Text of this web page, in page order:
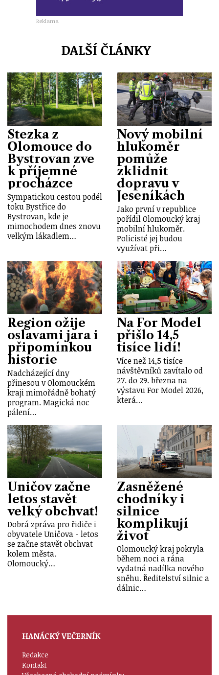
Reklama
DALŠÍ ČLÁNKY
Stezka z
Olomouce do
Bystrovan zve
k příjemné
procházce
Sympatickou cestou podél
toku Bystřice do
Bystrovan, kde je
mimochodem dnes znovu
velkým lákadlem…
Nový mobilní
hlukoměr
pomůže
zklidnit
dopravu v
Jeseníkách
Jako první v republice
pořídil Olomoucký kraj
mobilní hlukoměr.
Policisté jej budou
využívat při…
Region ožije
oslavami jara i
připomínkou
historie
Nadcházející dny
přinesou v Olomouckém
kraji mimořádně bohatý
program. Magická noc
pálení…
Na For Model
přišlo 14,5
tisíce lidí!
Více než 14,5 tisíce
návštěvníků zavítalo od
27. do 29. března na
výstavu For Model 2026,
která…
Uničov začne
letos stavět
velký obchvat!
Dobrá zpráva pro řidiče i
obyvatele Uničova - letos
se začne stavět obchvat
kolem města.
Olomoucký…
Zasněžené
chodníky i
silnice
komplikují
život
Olomoucký kraj pokryla
během noci a rána
vydatná nadílka nového
sněhu. Ředitelství silnic a
dálnic…
HANÁCKÝ VEČERNÍK
Redakce
Kontakt